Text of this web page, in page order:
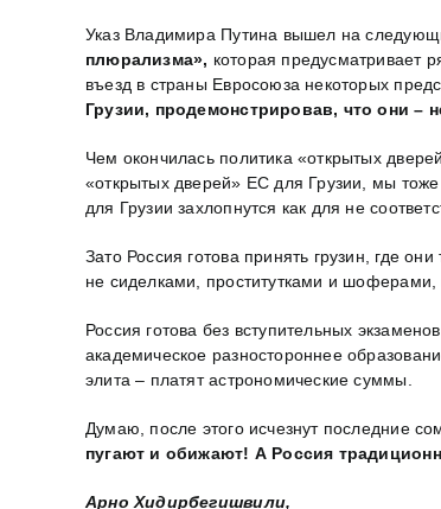
Указ Владимира Путина вышел на
плюрализма», которая предусматривает
въезд в страны Евросоюза некоторых
Грузии, продемонстрировав, что они –
Чем окончилась политика «открытых
«открытых дверей» ЕС для Грузии, мы
для Грузии захлопнутся как для не
Зато Россия готова принять грузин, где
не сиделками, проститутками и шоферами,
Россия готова без вступительных
академическое разностороннее
элита – платят астрономические суммы.
Думаю, после этого исчезнут последние
пугают и обижают! А Россия
Арно Хидирбегишвили,